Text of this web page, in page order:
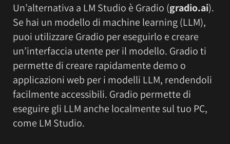
Un’alternativa a LM Studio è Gradio (gradio.ai).
Se hai un modello di machine learning (LLM),
puoi utilizzare Gradio per eseguirlo e creare
un’interfaccia utente per il modello. Gradio ti
permette di creare rapidamente demo o
applicazioni web per i modelli LLM, rendendoli
facilmente accessibili. Gradio permette di
eseguire gli LLM anche localmente sul tuo PC,
come LM Studio.